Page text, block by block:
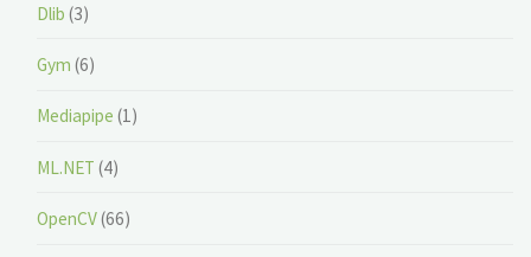
Dlib (3)
Gym (6)
Mediapipe (1)
ML.NET (4)
OpenCV(66)